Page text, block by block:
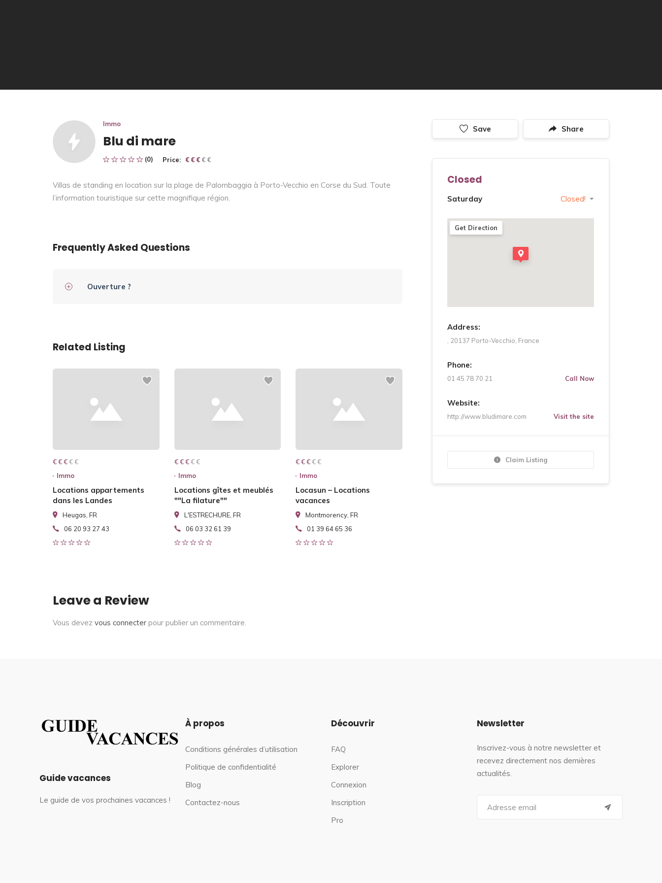
Immo
Blu di mare
(0) Price: € € € € €
€ € €
Villas de standing en location sur la plage de Palombaggia à Porto-Vecchio en Corse du Sud. Toute
l’information touristique sur cette magnifique région.
Frequently Asked Questions
Ouverture ?
Related Listing
€ € € € €
€ € €
Immo
Locations appartements
dans les Landes
Heugas, FR
06 20 93 27 43
€ € € € €
€ € €
Immo
Locations gîtes et meublés
""La filature""
L'ESTRECHURE, FR
06 03 32 61 39
€ € € € €
€ € €
Immo
Locasun – Locations
vacances
Montmorency, FR
01 39 64 65 36
Leave a Review
Vous devez vous connecter pour publier un commentaire.
Save Share
Closed
Saturday Closed!
Get Direction
Address:
, 20137 Porto-Vecchio, France
Phone:
01 45 78 70 21 Call Now
Website:
http://www.bludimare.com Visit the site
Claim Listing
Guide vacances
Le guide de vos prochaines vacances !
À propos
Conditions générales d’utilisation
Politique de confidentialité
Blog
Contactez-nous
Découvrir
FAQ
Explorer
Connexion
Inscription
Pro
Newsletter
Inscrivez-vous à notre newsletter et
recevez directement nos dernières
actualités.
a